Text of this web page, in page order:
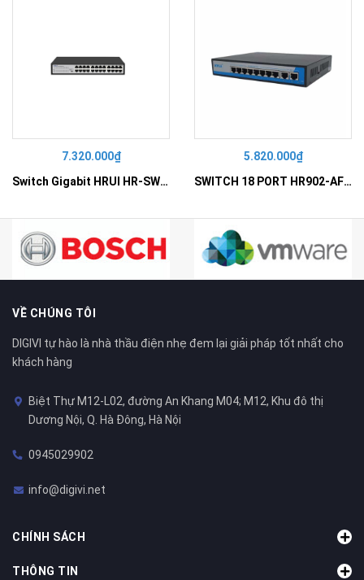
7.320.000₫
Switch Gigabit HRUI HR-SWG10240D
5.820.000₫
SWITCH 18 PORT HR902-AF162G-300 – Switch PoE 16 Cổng
VỀ CHÚNG TÔI
DIGIVI tự hào là nhà thầu điện nhẹ đem lại giải pháp tốt nhất cho
khách hàng
Biệt Thự M12-L02, đường An Khang M04; M12, Khu đô thị
Dương Nội, Q. Hà Đông, Hà Nội
0945029902
info@digivi.net
CHÍNH SÁCH
THÔNG TIN